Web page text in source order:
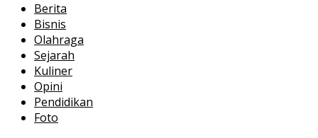
Berita
Bisnis
Olahraga
Sejarah
Kuliner
Opini
Pendidikan
Foto